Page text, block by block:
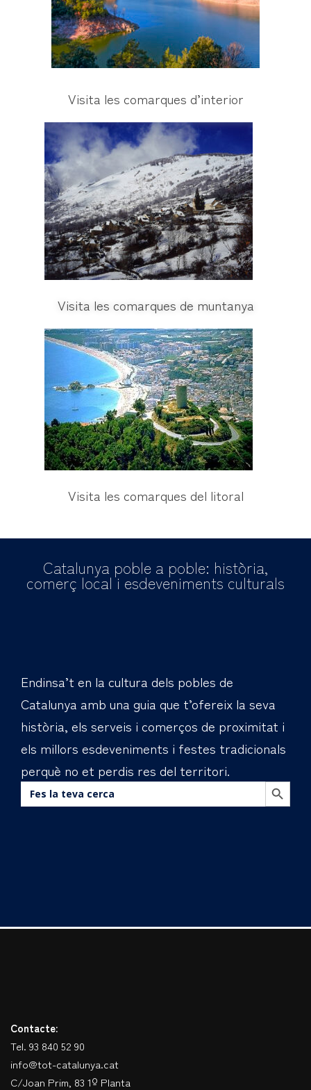
Visita les comarques d’interior
Visita les comarques de muntanya
Visita les comarques del litoral
Catalunya poble a poble: història,
comerç local i esdeveniments culturals
Endinsa’t en la cultura dels pobles de
Catalunya amb una guia que t’ofereix la seva
història, els serveis i comerços de proximitat i
els millors esdeveniments i festes tradicionals
perquè no et perdis res del territori.
BOTÓN DE
Contacte:
Tel. 93 840 52 90
info@tot-catalunya.cat
C/Joan Prim, 83 1º Planta